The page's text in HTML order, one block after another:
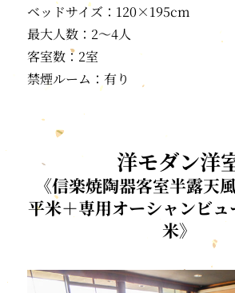
ベッドサイズ：120×195cm
最大人数：2〜4人
客室数：2室
禁煙ルーム：有り
洋モダン洋
《信楽焼陶器客室半露天
平米＋専用オーシャンビュ
米》